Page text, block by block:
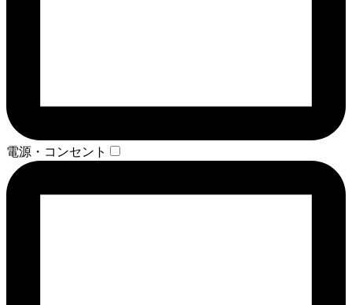
電源・コンセント